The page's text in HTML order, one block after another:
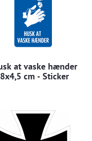
at vaske hænder
8x4,5 cm - Sticker